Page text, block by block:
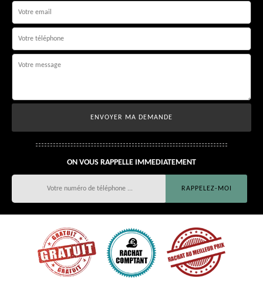
ON VOUS RAPPELLE IMMEDIATEMENT